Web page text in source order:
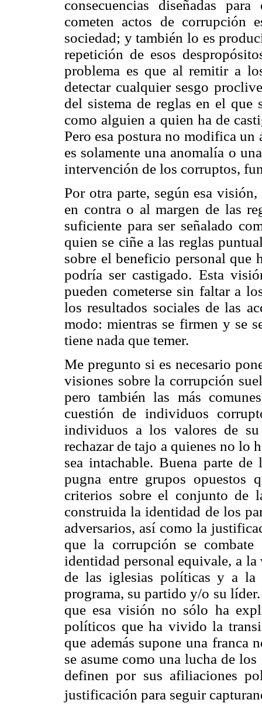
consecuencias diseñadas
cometen actos de corrupción
sociedad; y también lo es
repetición de esos
problema es que al remitir a
detectar cualquier sesgo
del sistema de reglas en el
como alguien a quien ha de
Pero esa postura no modifica
es solamente una anomalía o
intervención de los corruptos,
Por otra parte, según esa
en contra o al margen de las
suficiente para ser señalado
quien se ciñe a las reglas
sobre el beneficio personal que
podría ser castigado. Esta
pueden cometerse sin faltar a
los resultados sociales de las
modo: mientras se firmen y se
tiene nada que temer.
Me pregunto si es necesario
visiones sobre la corrupción
pero también las más
cuestión de individuos
individuos a los valores de su
rechazar de tajo a quienes no lo
sea intachable. Buena parte
pugna entre grupos opuestos
criterios sobre el conjunto de
construida la identidad de los
adversarios, así como la
que la corrupción se combate
identidad personal equivale, a
de las iglesias políticas y a la
programa, su partido y/o su
que esa visión no sólo ha
políticos que ha vivido la
que además supone una franca
se asume como una lucha de
definen por sus afiliaciones
justificación para seguir